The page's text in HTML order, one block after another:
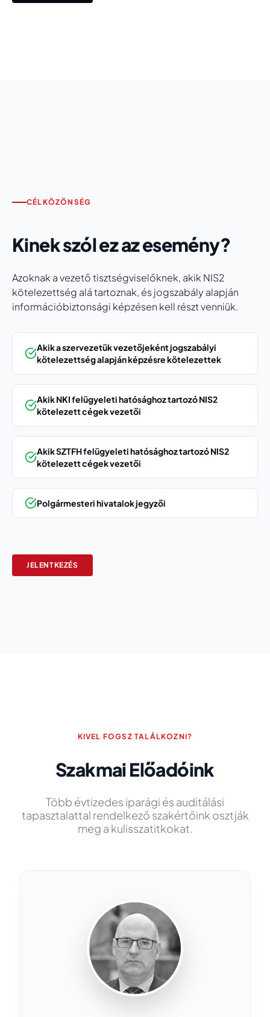
CÉLKÖZÖNSÉG
Kinek szól ez az esemény?
Azoknak a vezető tisztségviselőknek, akik NIS2
kötelezettség alá tartoznak, és jogszabály alapján
információbiztonsági képzésen kell részt venniük.
Akik a szervezetük vezetőjeként jogszabályi
kötelezettség alapján képzésre kötelezettek
Akik NKI felügyeleti hatósághoz tartozó NIS2
kötelezett cégek vezetői
Akik SZTFH felügyeleti hatósághoz tartozó NIS2
kötelezett cégek vezetői
Polgármesteri hivatalok jegyzői
JELENTKEZÉS
KIVEL FOGSZ TALÁLKOZNI?
Szakmai Előadóink
Több évtizedes iparági és auditálási
tapasztalattal rendelkező szakértőink osztják
meg a kulisszatitkokat.